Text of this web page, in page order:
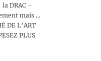
DRAC -
mais …
DE L’ART
PLUS